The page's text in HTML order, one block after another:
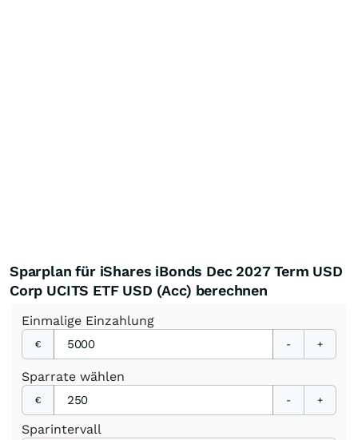
Sparplan für iShares iBonds Dec 2027 Term USD
Corp UCITS ETF USD (Acc) berechnen
Einmalige Einzahlung
€ - +
Sparrate wählen
€ - +
Sparintervall